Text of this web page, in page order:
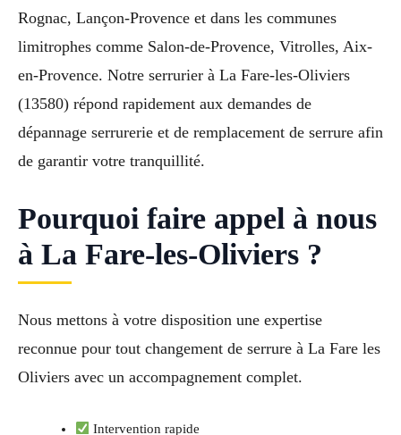
Rognac, Lançon-Provence et dans les communes
limitrophes comme Salon-de-Provence, Vitrolles, Aix-
en-Provence. Notre serrurier à La Fare-les-Oliviers
(13580) répond rapidement aux demandes de
dépannage serrurerie et de remplacement de serrure afin
de garantir votre tranquillité.
Pourquoi faire appel à nous
à La Fare-les-Oliviers ?
Nous mettons à votre disposition une expertise
reconnue pour tout changement de serrure à La Fare les
Oliviers avec un accompagnement complet.
Intervention rapide